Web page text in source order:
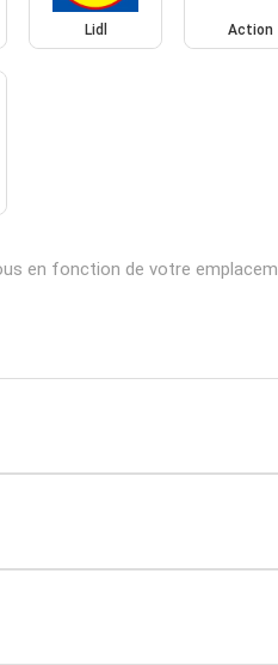
Lidl Action
en fonction de votre